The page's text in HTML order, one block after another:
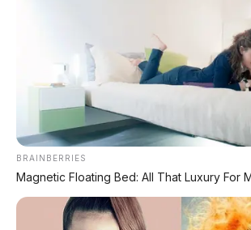
Deepal L06: Sedan D-Segment
Supercar & Range 1.505 Km
BRAINBERRIES
Magnetic Floating Bed: All That Luxury For